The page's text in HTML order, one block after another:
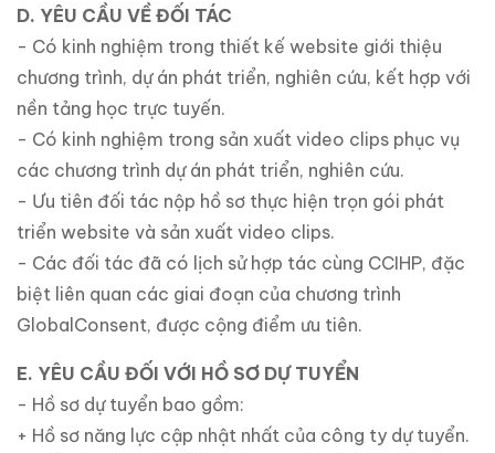
D. YÊU CẦU VỀ ĐỐI TÁC
- Có kinh nghiệm trong thiết kế website giới thiệu
chương trình, dự án phát triển, nghiên cứu, kết hợp với
nền tảng học trực tuyến.
- Có kinh nghiệm trong sản xuất video clips phục vụ
các chương trình dự án phát triển, nghiên cứu.
- Ưu tiên đối tác nộp hồ sơ thực hiện trọn gói phát
triển website và sản xuất video clips.
- Các đối tác đã có lịch sử hợp tác cùng CCIHP, đặc
biệt liên quan các giai đoạn của chương trình
GlobalConsent, được cộng điểm ưu tiên.
E. YÊU CẦU ĐỐI VỚI HỒ SƠ DỰ TUYỂN
- Hồ sơ dự tuyển bao gồm:
+ Hồ sơ năng lực cập nhật nhất của công ty dự tuyển.